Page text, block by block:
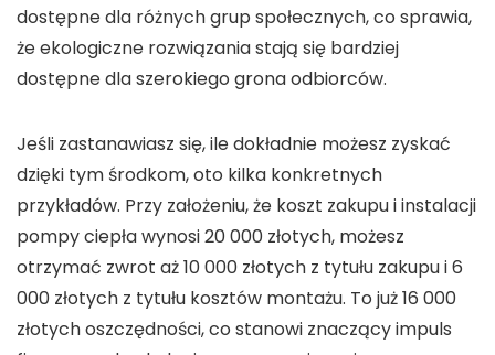
dostępne dla różnych grup społecznych, co sprawia,
że ekologiczne rozwiązania stają się bardziej
dostępne dla szerokiego grona odbiorców.
Jeśli zastanawiasz się, ile dokładnie możesz zyskać
dzięki tym środkom, oto kilka konkretnych
przykładów. Przy założeniu, że koszt zakupu i instalacji
pompy ciepławynosi 20 000 złotych, możesz
otrzymać zwrot aż10 000 złotych z tytułu zakupu i6
000 złotych z tytułu kosztów montażu. To już16 000
złotychoszczędności, co stanowi znaczący impuls